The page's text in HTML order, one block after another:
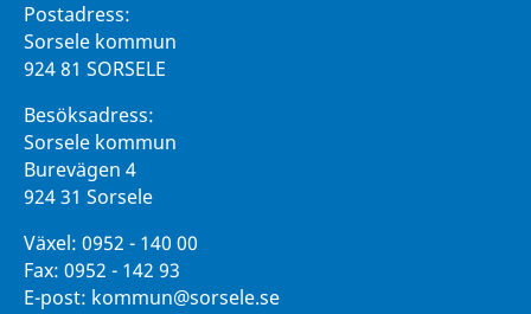
Postadress:
Sorsele kommun
924 81 SORSELE
Besöksadress:
Sorsele kommun
Burevägen 4
924 31 Sorsele
Växel: 0952 - 140 00
Fax: 0952 - 142 93
E-post: kommun@sorsele.se